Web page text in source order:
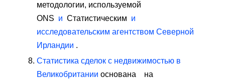
методологии, используемой
ONS и Статистическим и
исследовательским агентством Северной
Ирландии .
Статистика сделок с недвижимостью в
Великобритании основана на